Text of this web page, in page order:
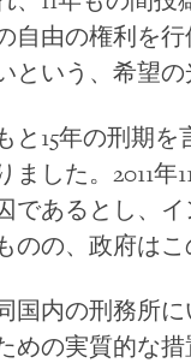
自由の権利を
という、希望の
と15年の刑期を
した。2011年
であるとし、
のの、政府はこ
国内の刑務所
めの実質的な